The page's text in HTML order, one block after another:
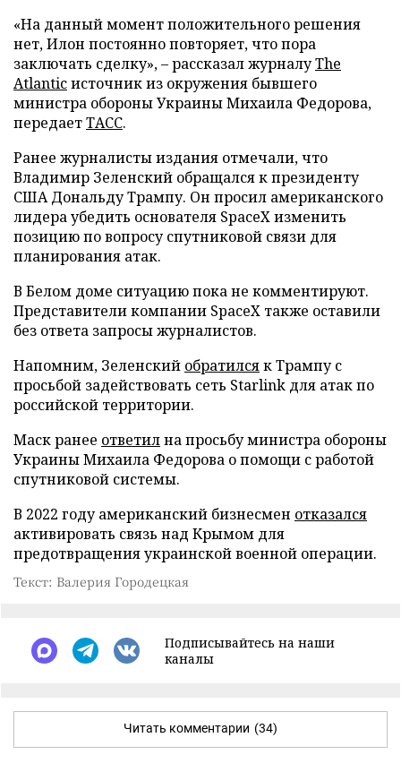
«На данный момент положительного решения
нет, Илон постоянно повторяет, что пора
заключать сделку», – рассказал журналуThe
Atlanticисточник из окружения бывшего
министра обороны Украины Михаила Федорова,
передаетТАСС.
Ранее журналисты издания отмечали, что
Владимир Зеленский обращался к президенту
США Дональду Трампу. Он просил американского
лидера убедить основателя SpaceX изменить
позицию по вопросу спутниковой связи для
планирования атак.
В Белом доме ситуацию пока не комментируют.
Представители компании SpaceX также оставили
без ответа запросы журналистов.
Напомним, Зеленский обратилсяк Трампу с
просьбой задействовать сеть Starlink для атак по
российской территории.
Маск ранее ответилна просьбу министра обороны
Украины Михаила Федорова о помощи с работой
спутниковой системы.
В 2022 году американский бизнесмен отказался
активировать связь над Крымом для
предотвращения украинской военной операции.
Текст: Валерия Городецкая
Подписывайтесь на наши
каналы
Читать комментарии (34)